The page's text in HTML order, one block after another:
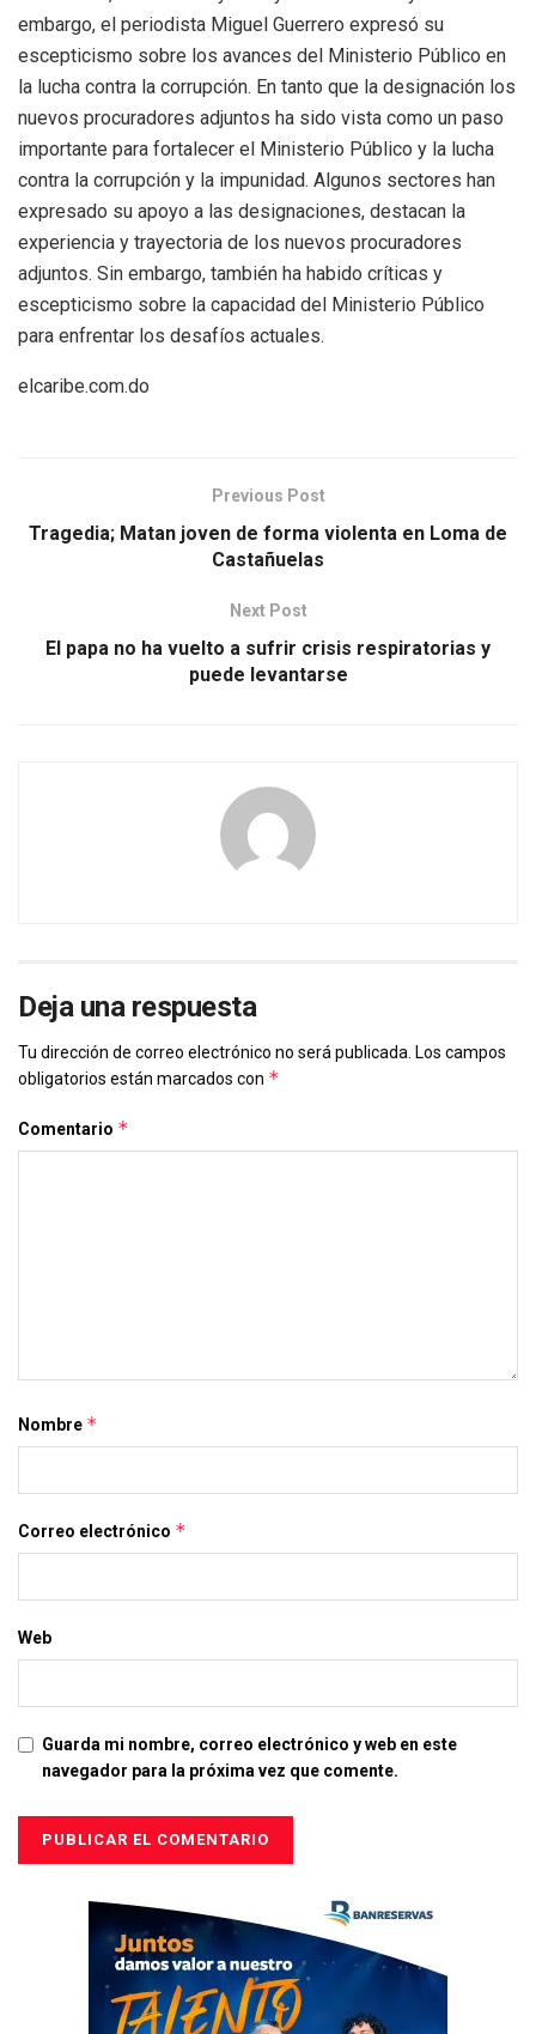
embargo, el periodista Miguel Guerrero expresó su
escepticismo sobre los avances del Ministerio Público en
la lucha contra la corrupción. En tanto que la designación los
nuevos procuradores adjuntos ha sido vista como un paso
importante para fortalecer el Ministerio Público y la lucha
contra la corrupción y la impunidad. Algunos sectores han
expresado su apoyo a las designaciones, destacan la
experiencia y trayectoria de los nuevos procuradores
adjuntos. Sin embargo, también ha habido críticas y
escepticismo sobre la capacidad del Ministerio Público
para enfrentar los desafíos actuales.
elcaribe.com.do
Previous Post
Tragedia; Matan joven de forma violenta en Loma de
Castañuelas
Next Post
El papa no ha vuelto a sufrir crisis respiratorias y
puede levantarse
Deja una respuesta
Tu dirección de correo electrónico no será publicada. Los campos
obligatorios están marcados con *
Comentario *
Nombre *
Correo electrónico *
Web
Guarda mi nombre, correo electrónico y web en este
navegador para la próxima vez que comente.